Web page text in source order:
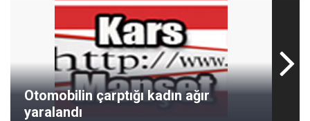
Otomobilin çarptığı kadın ağır
yaralandı